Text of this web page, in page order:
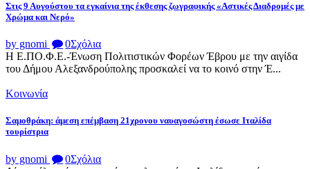
Στις 9 Αυγούστου τα εγκαίνια της έκθεσης ζωγραφικής «Αστικές Διαδρομές με
Χρώμα και Νερό»
by gnomi 0Σχόλια
Η Ε.ΠΟ.Φ.Ε.-Ένωση Πολιτιστικών Φορέων Έβρου με την αιγίδα
του Δήμου Αλεξανδρούπολης προσκαλεί να το κοινό στην Έ...
Κοινωνία
Σαμοθράκη: άμεση επέμβαση 21χρονου ναυαγοσώστη έσωσε Ιταλίδα
τουρίστρια
by gnomi 0Σχόλια